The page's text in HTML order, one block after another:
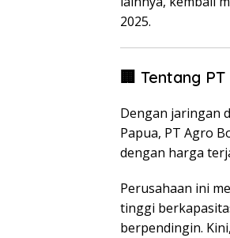
2025.
🏢 Tentang
Dengan jaringan
Papua, PT Agro
dengan harga
Perusahaan ini
tinggi
berpendingin.